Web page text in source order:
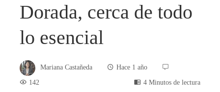
Dorada, cerca de todo
lo esencial
Mariana Castañeda
Hace 1 año
142
4 Minutos de lectura